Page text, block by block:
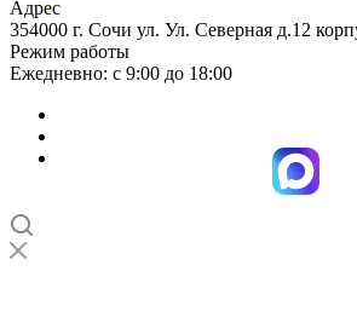
Адрес
354000 г. Сочи ул. Ул. Северная д.12
Режим работы
Ежедневно: с 9:00 до 18:00